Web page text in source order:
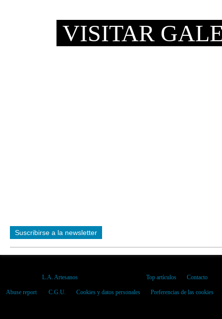
VISITAR
Suscribirse a la newsletter
L.A. Artesanosen el portal de Overblog Top artículos Contacto
Abuse report C.G.U. Cookies y datos personales Preferencias de las cookies